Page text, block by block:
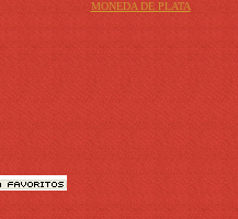
MONEDA DE PLATA